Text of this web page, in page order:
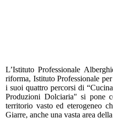
L’Istituto Professionale
riforma, Istituto Professionale
i suoi quattro percorsi di
Produzioni Dolciaria" si pone
territorio vasto ed eterogeneo
Giarre, anche una vasta area